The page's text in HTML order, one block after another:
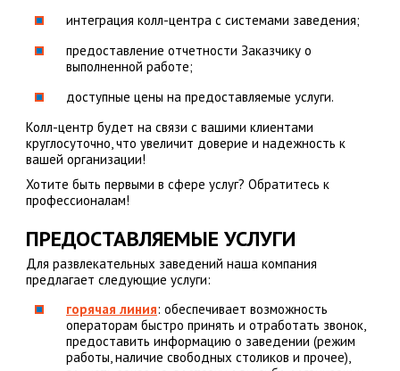
интеграция колл-центра с системами заведения;
предоставление отчетности Заказчику о
выполненной работе;
доступные цены на предоставляемые услуги.
Колл-центр будет на связи с вашими клиентами
круглосуточно, что увеличит доверие и надежность к
вашей организации!
Хотите быть первыми в сфере услуг? Обратитесь к
профессионалам!
ПРЕДОСТАВЛЯЕМЫЕ УСЛУГИ
Для развлекательных заведений наша компания
предлагает следующие услуги:
горячая линия: обеспечивает возможность
операторам быстро принять и отработать звонок,
предоставить информацию о заведении (режим
работы, наличие свободных столиков и прочее),